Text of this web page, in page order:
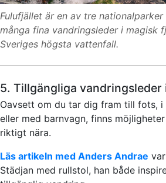
Fulufjället är en av tre
många fina vandringsleder i magisk
Sveriges högsta vattenfall.
5. Tillgängliga vandringsleder
Oavsett om du tar dig fram till fots,
eller med barnvagn, finns
riktigt nära.
Läs artikeln med Anders Andrae
Städjan med rullstol, han både